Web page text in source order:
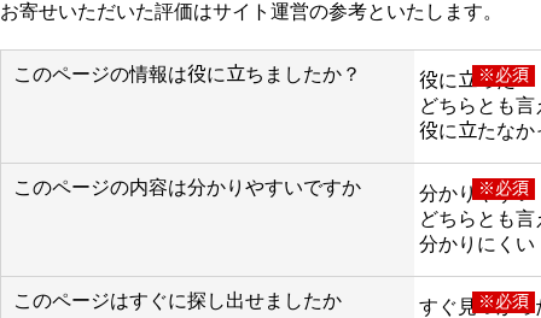
お寄せいただいた評価はサイト運営の参考といたします。
このページの情報は役に立ちましたか？ ※必須
役に立った
どちらとも言
役に立たなか
このページの内容は分かりやすいですか ※必須
分かりやすい
どちらとも言
分かりにくい
このページはすぐに探し出せましたか ※必須
すぐ見つかっ